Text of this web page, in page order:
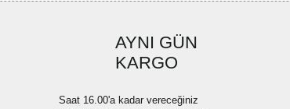
AYNI GÜN
KARGO
Saat 16.00'a kadar vereceğiniz